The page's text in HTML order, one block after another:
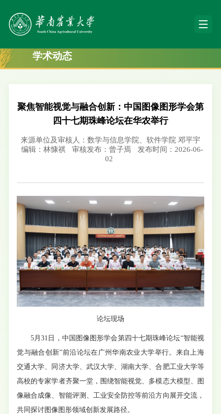
学术动态
聚焦智能视觉与融合创新：中国图像图形学会第
四十七期珠峰论坛在华农举行
来源单位及审核人：数学与信息学院、软件学院 邓平宇
编辑：林慷祺
审核发布：曾子焉
发布时间：2026-06-
02
论坛现场
5月31日，中国图像图形学会第四十七期珠峰论坛“智能视
觉与融合创新”前沿论坛在广州华南农业大学举行。来自上海
交通大学、同济大学、武汉大学、湖南大学、合肥工业大学等
高校的专家学者齐聚一堂，围绕智能视觉、多模态大模型、图
像融合成像、智能评测、工业安全防控等前沿方向展开交流，
共同探讨图像图形领域创新发展路径。